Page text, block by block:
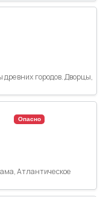
городов. Дворцы,
Опасно
Атлантическое